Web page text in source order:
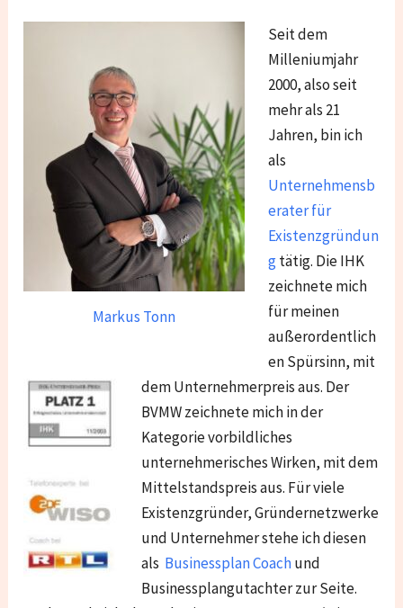
Markus Tonn
Seit dem
Milleniumjahr
2000, also seit
mehr als 21
Jahren, bin ich
als
Unternehmensb
erater für
Existenzgründun
gtätig. Die IHK
zeichnete mich
für meinen
außerordentlich
en Spürsinn, mit
dem Unternehmerpreis aus. Der
BVMW zeichnete mich in der
Kategorie vorbildliches
unternehmerisches Wirken, mit dem
Mittelstandspreis aus. Für viele
Existenzgründer, Gründernetzwerke
und Unternehmer stehe ich diesen
als Businessplan Coachund
Businessplangutachter zur Seite.